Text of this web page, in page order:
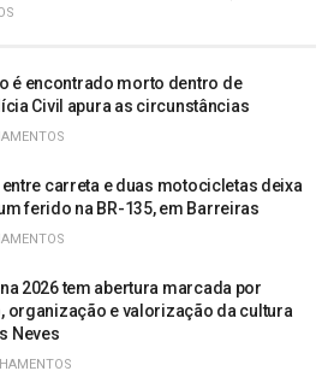
é encontrado morto dentro de
Civil apura as circunstâncias
carreta e duas motocicletas deixa
ferido na BR-135, em Barreiras
2026 tem abertura marcada por
organização e valorização da cultura
Neves